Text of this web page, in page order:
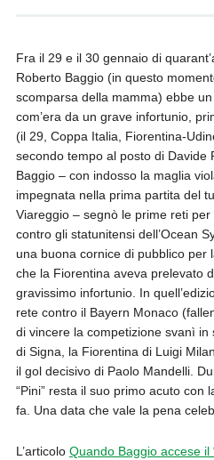
Fra il 29 e il 30 gennaio di
Roberto Baggio (in questo
scomparsa della mamma) ebbe
com’era da un grave infortunio,
(il 29, Coppa Italia, Fiorentina-
secondo tempo al posto di Davide
Baggio – con indosso la maglia
impegnata nella prima partita del
Viareggio – segnò le prime reti
contro gli statunitensi dell’Ocean
una buona cornice di pubblico per
che la Fiorentina aveva prelevato
gravissimo infortunio. In
rete contro il Bayern Monaco
di vincere la competizione svanì
di Signa, la Fiorentina di Luigi
il gol decisivo di Paolo Mandelli.
“Pini” resta il suo primo acuto con
fa. Una data che vale la pena
L’articolo Quando Baggio accese il